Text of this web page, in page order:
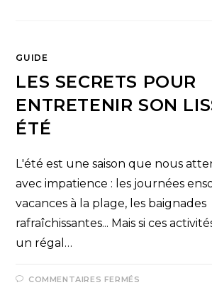
GUIDE
LES SECRETS POUR
ENTRETENIR SON
ÉTÉ
L'été est une saison que nous
avec impatience : les journées
vacances à la plage, les baignades
rafraîchissantes... Mais si ces
un régal…
COMMENTAIRES FERMÉS